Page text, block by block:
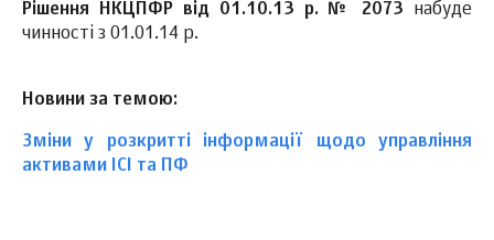
Рішення НКЦПФР від 01.10.13 р. № 2073 набуде
чинності з 01.01.14 р.
Новини за темою:
Зміни у розкритті інформації щодо управління
активами ІСІ та ПФ